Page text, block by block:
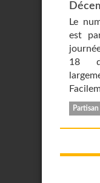
Le
est
18